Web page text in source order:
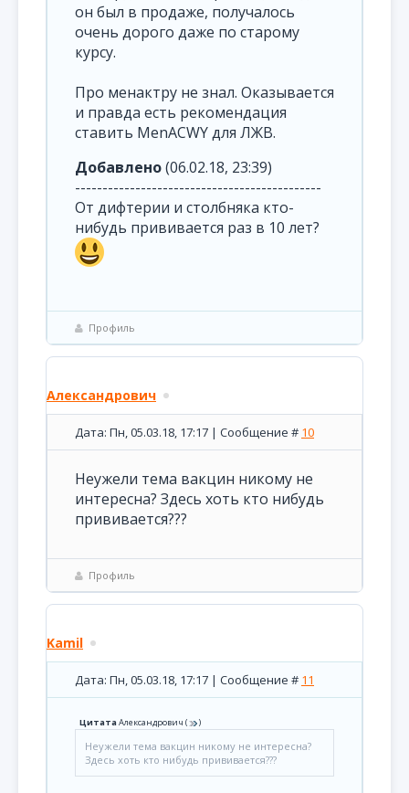
он был в продаже, получалось
очень дорого даже по старому
курсу.
Про менактру не знал. Оказывается
и правда есть рекомендация
ставить MenACWY для ЛЖВ.
Добавлено(06.02.18, 23:39)
---------------------------------------------
От дифтерии и столбняка кто-
нибудь прививается раз в 10 лет?
Профиль
Александрович
Дата: Пн, 05.03.18, 17:17 | Сообщение # 10
Неужели тема вакцин никому не
интересна? Здесь хоть кто нибудь
прививается???
Профиль
Kamil
Дата: Пн, 05.03.18, 17:17 | Сообщение # 11
ЦитатаАлександрович ( )
Неужели тема вакцин никому не интересна?
Здесь хоть кто нибудь прививается???